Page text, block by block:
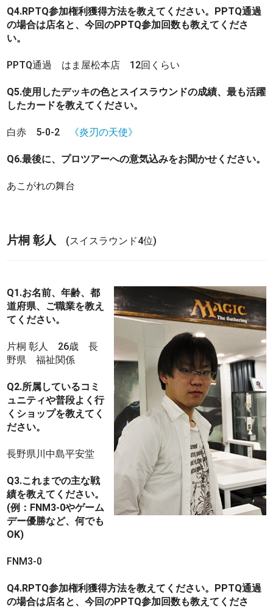
Q4.RPTQ参加権利獲得方法を教えてください。PPTQ通過
の場合は店名と、今回のPPTQ参加回数も教えてくださ
い。
PPTQ通過 はま屋松本店 12回くらい
Q5.使用したデッキの色とスイスラウンドの成績、最も活躍
したカードを教えてください。
白赤 5-0-2 《炎刃の天使》
Q6.最後に、プロツアーへの意気込みをお聞かせください。
あこがれの舞台
片桐 彰人 (スイスラウンド4位)
Q1.お名前、年齢、都
道府県、ご職業を教え
てください。
片桐 彰人 26歳 長
野県 福祉関係
Q2.所属しているコミ
ュニティや普段よく行
くショップを教えてく
ださい。
長野県川中島平安堂
Q3.これまでの主な戦
績を教えてください。
(例：FNM3-0やゲーム
デー優勝など、何でも
OK)
FNM3-0
Q4.RPTQ参加権利獲得方法を教えてください。PPTQ通過
の場合は店名と、今回のPPTQ参加回数も教えてくださ